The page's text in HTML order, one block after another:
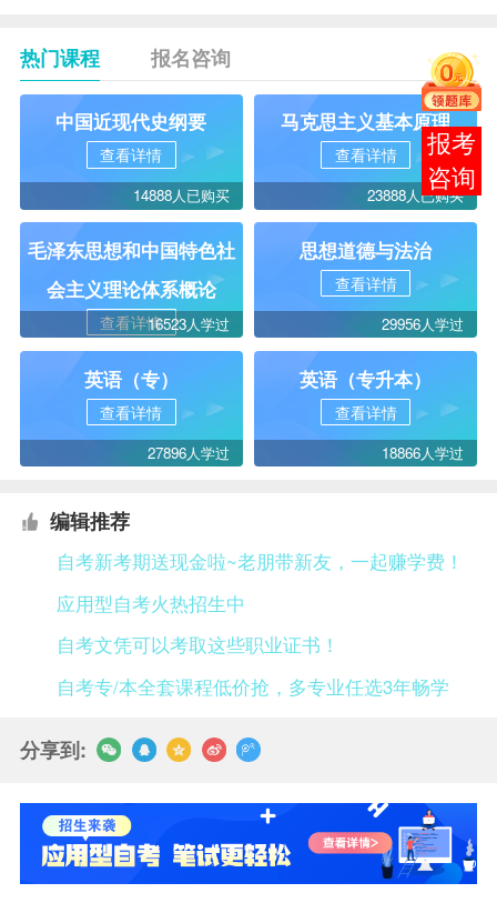
热门课程 报名咨询
中国近现代史纲要
查看详情
14888人已购买
马克思主义基本原理
查看详情
23888人已购买
毛泽东思想和中国特色社
会主义理论体系概论
查看详情16523人学过
思想道德与法治
查看详情
29956人学过
英语（专）
查看详情
27896人学过
英语（专升本）
查看详情
18866人学过
编辑推荐
自考新考期送现金啦~老朋带新友，一起赚学费！
应用型自考火热招生中
自考文凭可以考取这些职业证书！
自考专/本全套课程低价抢，多专业任选3年畅学
分享到:
报考
咨询